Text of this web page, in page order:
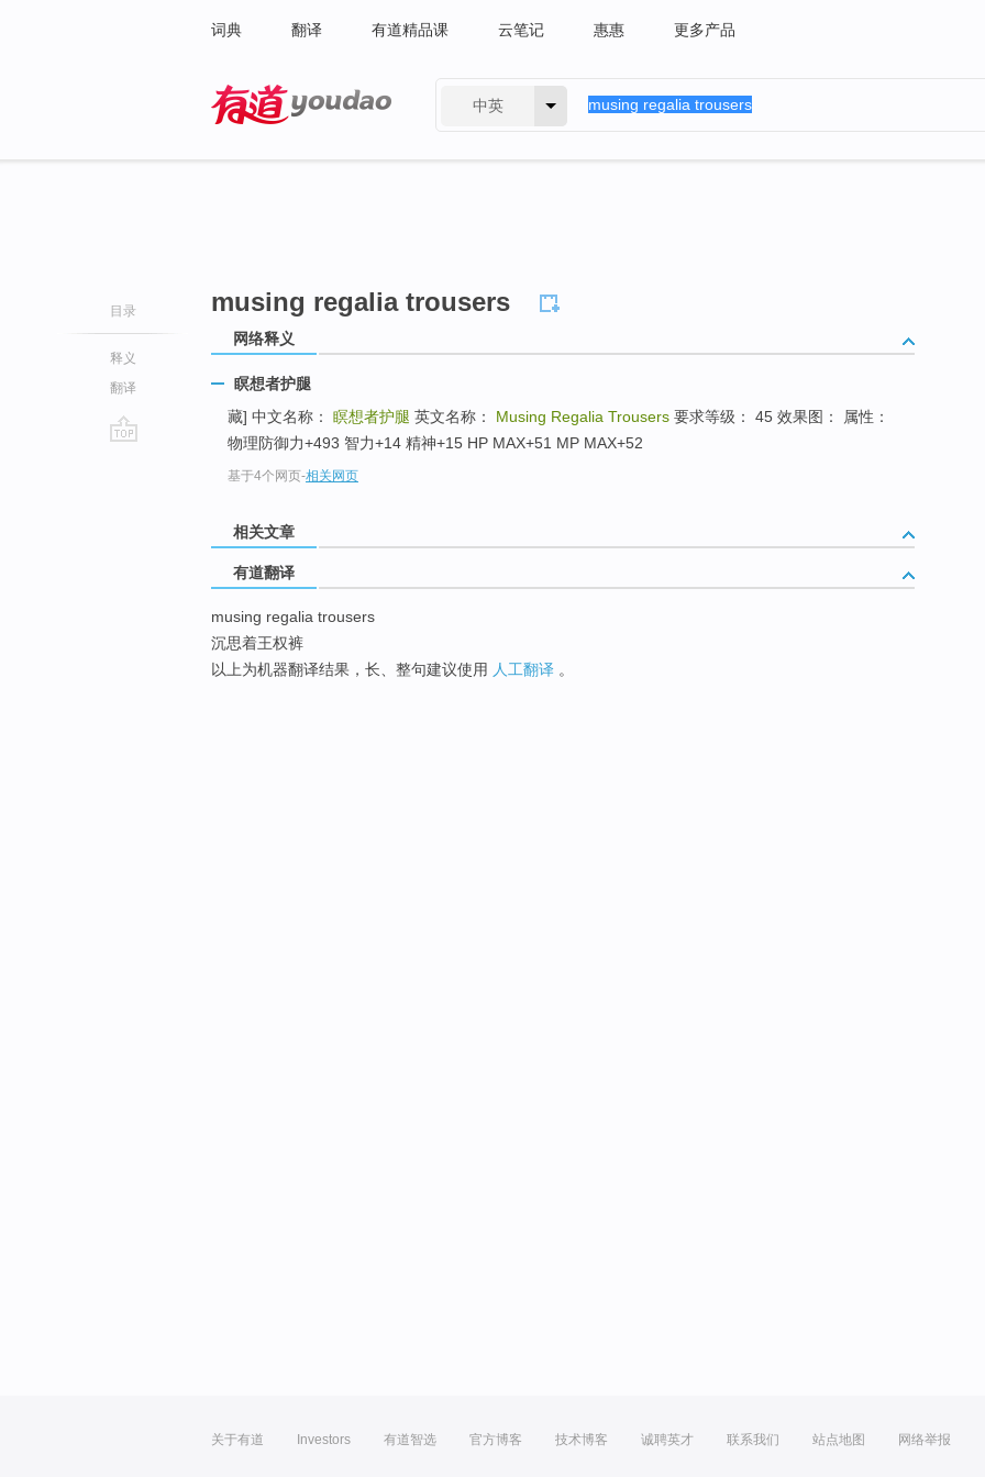
词典 翻译 有道精品课 云笔记 惠惠 更多产品
中英
目录
释义
翻译
musing regalia trousers
网络释义
瞑想者护腿
藏] 中文名称： 瞑想者护腿 英文名称： Musing Regalia Trousers 要求等级： 45 效果图： 属性：
物理防御力+493 智力+14 精神+15 HP MAX+51 MP MAX+52
基于4个网页-相关网页
相关文章
有道翻译
musing regalia trousers
沉思着王权裤
以上为机器翻译结果，长、整句建议使用 人工翻译 。
关于有道 Investors 有道智选 官方博客 技术博客 诚聘英才 联系我们 站点地图 网络举报